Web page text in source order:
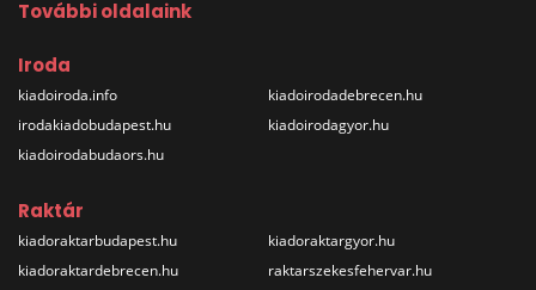
További oldalaink
Iroda
kiadoiroda.info
irodakiadobudapest.hu
kiadoirodabudaors.hu
kiadoirodadebrecen.hu
kiadoirodagyor.hu
Raktár
kiadoraktarbudapest.hu
kiadoraktardebrecen.hu
kiadoraktargyor.hu
raktarszekesfehervar.hu